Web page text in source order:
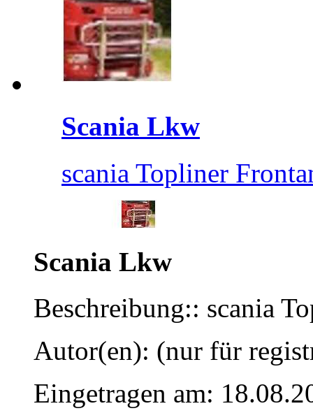
Scania Lkw
scania Topliner
Scania Lkw
Beschreibung:: scania
Autor(en): (nur für
Eingetragen am: